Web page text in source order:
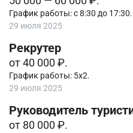
График работы: с 8:30 до 17:30.
29 июля 2025
Рекрутер
от 40 000 ₽.
График работы: 5х2.
29 июля 2025
Руководитель
от 80 000 ₽.